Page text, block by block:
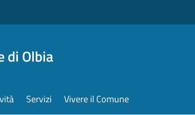
di Olbia
Servizi Vivere il Comune